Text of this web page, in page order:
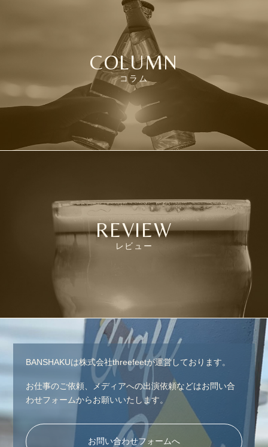
COLUMN
コラム
REVIEW
レビュー
BANSHAKUは株式会社threefeetが運営しております。
お仕事のご依頼、メディアへの出演依頼などはお問い合
わせフォームからお願いいたします。
お問い合わせフォームへ